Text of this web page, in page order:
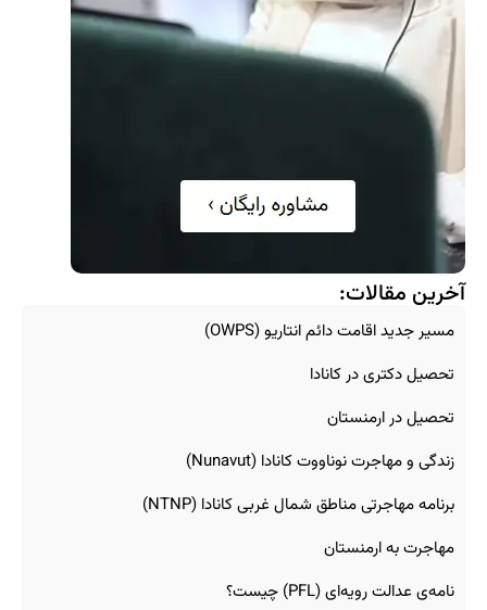
آخرین مقالات:
مسیر جدید اقامت دائم انتاریو (OWPS)
تحصیل دکتری در کانادا
تحصیل در ارمنستان
زندگی و مهاجرت نوناووت کانادا (Nunavut)
برنامه مهاجرتی مناطق شمال غربی کانادا (NTNP)
مهاجرت به ارمنستان
نامه‌ی عدالت رویه‌ای (PFL) چیست؟